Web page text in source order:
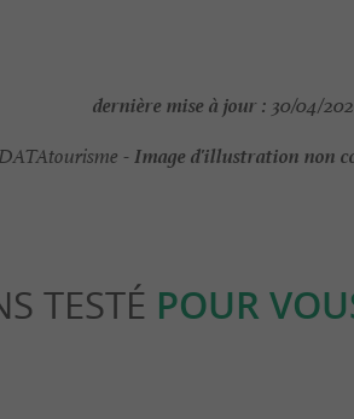
dernière mise à jour : 30/04/
-Image d'illustration non
TESTÉ POUR